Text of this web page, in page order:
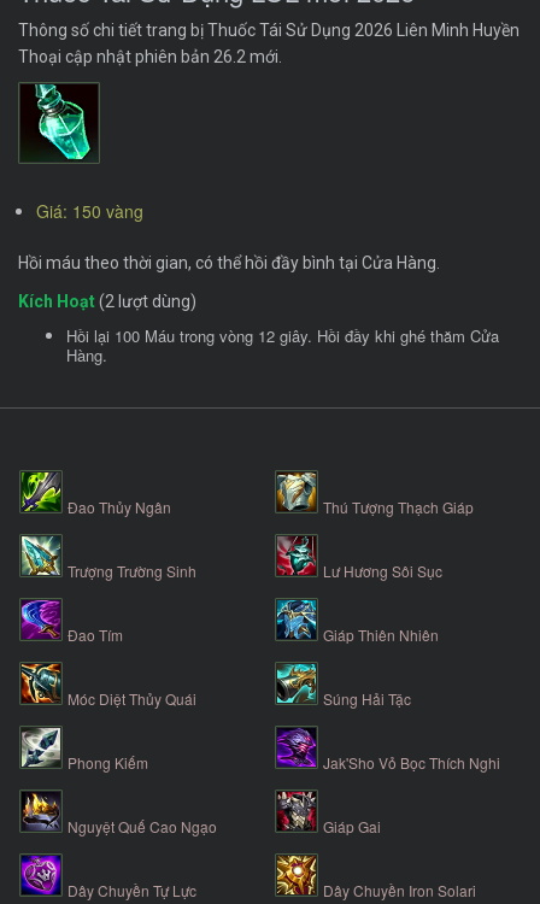
Thông số chi tiết trang bị Thuốc Tái Sử Dụng 2026 Liên Minh Huyền
Thoại cập nhật phiên bản 26.2 mới.
Giá: 150 vàng
Hồi máu theo thời gian, có thể hồi đầy bình tại Cửa Hàng.
Kích Hoạt(2 lượt dùng)
Hồi lại 100 Máu trong vòng 12 giây. Hồi đầy khi ghé thăm Cửa
Hàng.
Đao Thủy Ngân Thú Tượng Thạch Giáp
Trượng Trường Sinh Lư Hương Sôi Sục
Đao Tím Giáp Thiên Nhiên
Móc Diệt Thủy Quái Súng Hải Tặc
Phong Kiếm Jak'Sho Vỏ Bọc Thích Nghi
Nguyệt Quế Cao Ngạo Giáp Gai
Dây Chuyền Tự Lực Dây Chuyền Iron Solari